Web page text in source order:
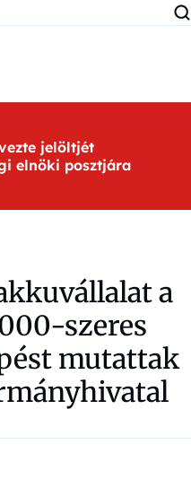
jelöltjét
elnöki posztjára
a
szeres
mutattak